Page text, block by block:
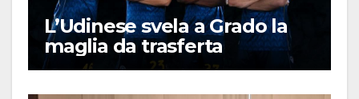
L’Udinese svela a Grado la
maglia da trasferta